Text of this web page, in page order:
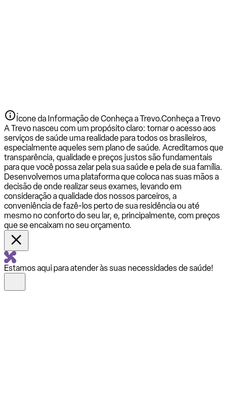
Ícone da Informação de Conheça a Trevo.Conheça a Trevo
A Trevo nasceu com um propósito claro: tornar o acesso aos
serviços de saúde uma realidade para todos os brasileiros,
especialmente aqueles sem plano de saúde. Acreditamos que
transparência, qualidade e preços justos são fundamentais
para que você possa zelar pela sua saúde e pela de sua família.
Desenvolvemos uma plataforma que coloca nas suas mãos a
decisão de onde realizar seus exames, levando em
consideração a qualidade dos nossos parceiros, a
conveniência de fazê-los perto de sua residência ou até
mesmo no conforto do seu lar, e, principalmente, com preços
que se encaixam no seu orçamento.
Estamos aqui para atender às suas necessidades de saúde!